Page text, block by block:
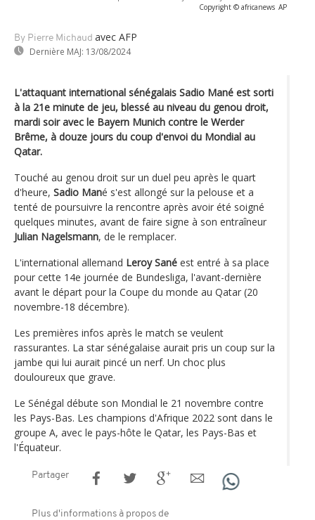
Copyright © africanews AP
By Pierre Michaud avec AFP
Dernière MAJ: 13/08/2024
L'attaquant international sénégalais Sadio Mané est sorti
à la 21e minute de jeu, blessé au niveau du genou droit,
mardi soir avec le Bayern Munich contre le Werder
Brême, à douze jours du coup d'envoi du Mondial au
Qatar.
Touché au genou droit sur un duel peu après le quart
d'heure, Sadio Mané s'est allongé sur la pelouse et a
tenté de poursuivre la rencontre après avoir été soigné
quelques minutes, avant de faire signe à son entraîneur
Julian Nagelsmann, de le remplacer.
L'international allemand Leroy Sané est entré à sa place
pour cette 14e journée de Bundesliga, l'avant-dernière
avant le départ pour la Coupe du monde au Qatar (20
novembre-18 décembre).
Les premières infos après le match se veulent
rassurantes. La star sénégalaise aurait pris un coup sur la
jambe qui lui aurait pincé un nerf. Un choc plus
douloureux que grave.
Le Sénégal débute son Mondial le 21 novembre contre
les Pays-Bas. Les champions d'Afrique 2022 sont dans le
groupe A, avec le pays-hôte le Qatar, les Pays-Bas et
l'Équateur.
Partager
Plus d'informations à propos de